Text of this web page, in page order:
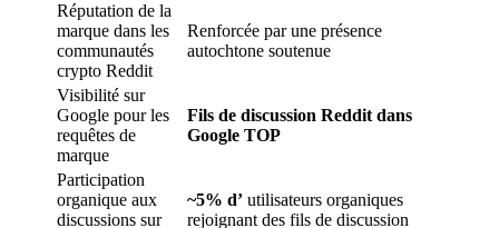
Réputation de la
marque dans les
communautés
crypto Reddit
Renforcée par une présence
autochtone soutenue
Visibilité sur
Google pour les
requêtes de
marque
Fils de discussion Reddit dans
Google TOP
Participation
organique aux
discussions sur
~5% d’ utilisateurs organiques
rejoignant des fils de discussion